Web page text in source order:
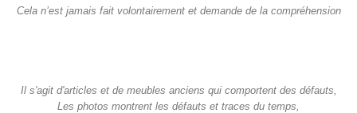
Cela n’est jamais fait volontairement et demande de la compréhension
Il s'agit d'articles et de meubles anciens qui comportent des défauts,
Les photos montrent les défauts et traces du temps,